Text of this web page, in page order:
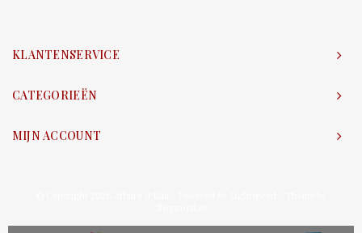
KLANTENSERVICE
CATEGORIEËN
MIJN ACCOUNT